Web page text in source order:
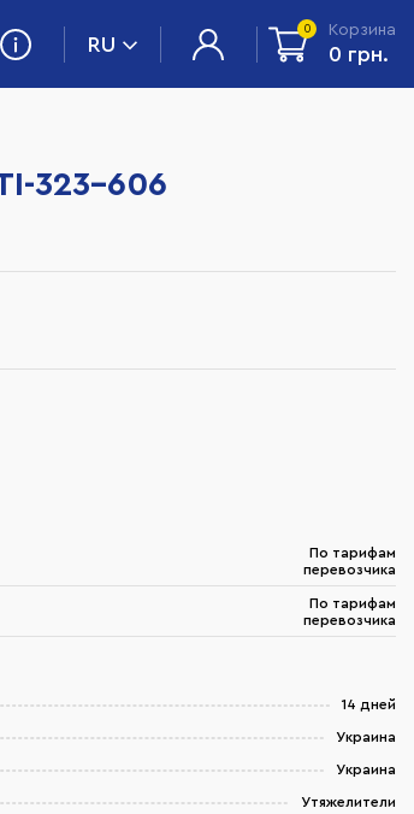
RU
0 Корзина
0 грн.
323-606
По тарифам
перевозчика
По тарифам
перевозчика
14 дней
Украина
Украина
Утяжелители